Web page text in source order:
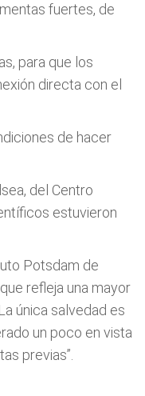
fuertes, de
para que los
directa con el
de hacer
del Centro
estuvieron
Potsdam de
refleja una mayor
única salvedad es
un poco en vista
previas”.